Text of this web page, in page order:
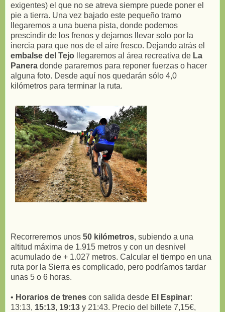
exigentes) el que no se atreva siempre puede poner el
pie a tierra. Una vez bajado este pequeño tramo
llegaremos a una buena pista, donde podemos
prescindir de los frenos y dejarnos llevar solo por la
inercia para que nos de el aire fresco. Dejando atrás el
embalse del Tejo llegaremos al área recreativa de La
Panera donde pararemos para reponer fuerzas o hacer
alguna foto. Desde aquí nos quedarán sólo 4,0
kilómetros para terminar la ruta.
Recorreremos unos 50 kilómetros, subiendo a una
altitud máxima de 1.915 metros y con un desnivel
acumulado de + 1.027 metros. Calcular el tiempo en una
ruta por la Sierra es complicado, pero podríamos tardar
unas 5 o 6 horas.
• Horarios de trenes con salida desde El Espinar:
13:13, 15:13, 19:13 y 21:43. Precio del billete 7,15€,